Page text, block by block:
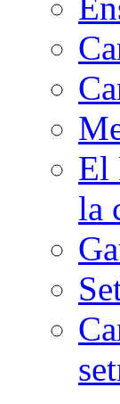
El
la